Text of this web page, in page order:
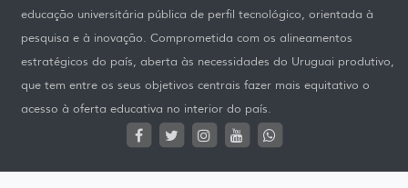
educação universitária pública de perfil tecnológico, orientada à
pesquisa e à inovação. Comprometida com os alineamentos
estratégicos do país, aberta às necessidades do Uruguai produtivo,
que tem entre os seus objetivos centrais fazer mais equitativo o
acesso à oferta educativa no interior do país.